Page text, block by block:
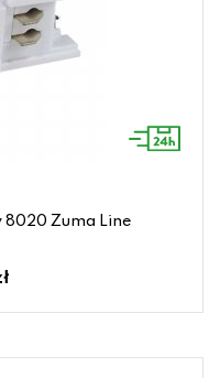
8020 Zuma Line